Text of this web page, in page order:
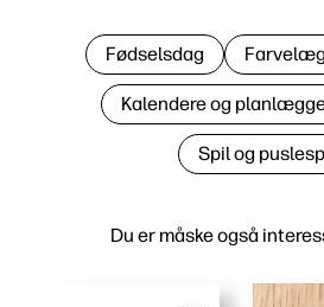
Du er måske også
Fødselsdag
Kalendere og
Spil og